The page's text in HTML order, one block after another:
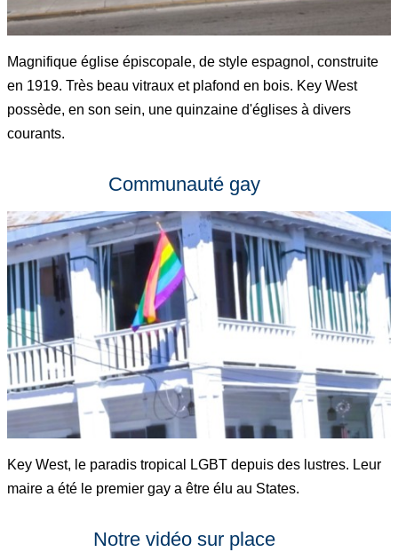
Magnifique église épiscopale, de style espagnol, construite
en 1919. Très beau vitraux et plafond en bois. Key West
possède, en son sein, une quinzaine d'églises à divers
courants.
Communauté gay
Key West, le paradis tropical LGBT depuis des lustres. Leur
maire a été le premier gay a être élu au States.
Notre vidéo sur place